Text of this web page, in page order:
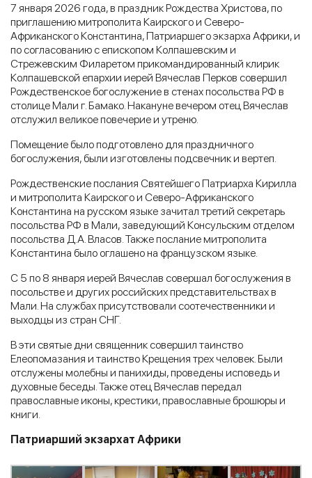
7 января 2026 года, в праздник Рождества Христова, по
приглашению митрополита Каирского и Северо-
Африканского Константина, Патриаршего экзарха Африки, и
по согласованию с епископом Колпашевским и
Стрежевским Филаретом прикомандированный клирик
Колпашевской епархии иерей Вячеслав Перков совершил
Рождественское богослужение в стенах посольства РФ в
столице Мали г. Бамако. Накануне вечером отец Вячеслав
отслужил великое повечерие и утреню.
Помещение было подготовлено для праздничного
богослужения, были изготовлены подсвечник и вертеп.
Рождественские послания Святейшего Патриарха Кирилла
и митрополита Каирского и Северо-Африканского
Константина на русском языке зачитал третий секретарь
посольства РФ в Мали, заведующий Консульским отделом
посольства Д.А. Власов. Также послание митрополита
Константина было оглашено на французском языке.
С 5 по 8 января иерей Вячеслав совершал богослужения в
посольстве и других российских представительствах в
Мали. На службах присутствовали соотечественники и
выходцы из стран СНГ.
В эти святые дни священник совершил таинство
Елеопомазания и таинство Крещения трех человек. Были
отслужены молебны и панихиды, проведены исповедь и
духовные беседы. Также отец Вячеслав передал
православные иконы, крестики, православные брошюры и
книги.
Патриарший экзархат Африки